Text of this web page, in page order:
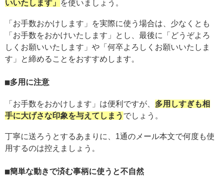
いいたします」
を使いましょう。
「お手数おかけします」を実際に使う場合は、少なくとも
「お手数をおかけいたします」とし、最後に「どうぞよろ
しくお願いいたします」や「何卒よろしくお願いいたしま
す」と締めることをおすすめします。
多用に注意
「お手数をおかけします」は便利ですが、 多用しすぎも相
手に大げさな印象を与えてしまう でしょう。
丁寧に送ろうとするあまりに、1通のメール本文で何度も使
用するのは控えましょう。
簡単な動きで済む事柄に使うと不自然